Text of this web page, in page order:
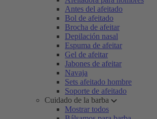
Antes del afeitado
Bol de afeitado
Brocha de afeitar
Depilación nasal
Espuma de afeitar
Gel de afeitar
Jabones de afeitar
Navaja
Sets afeitado hombre
Soporte de afeitado
Cuidado de la barba
Mostrar todos